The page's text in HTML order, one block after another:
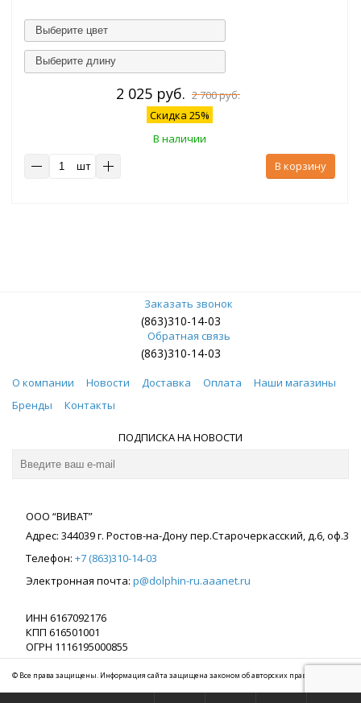
Выберите цвет
Выберите длину
2 025 руб. 2 700 руб.
Скидка 25%
В наличии
шт
В корзину
Заказать звонок
(863)310-14-03
Обратная связь
(863)310-14-03
О компании Новости Доставка Оплата
Наши магазины
Бренды
Контакты
ПОДПИСКА НА НОВОСТИ
ООО “ВИВАТ”
Адрес: 344039г. Ростов-на-Донупер.Старочеркасский, д.6, оф.3
Телефон: +7 (863)310-14-03
Электронная почта: p@dolphin-ru.aaanet.ru
ИНН 6167092176
КПП 616501001
ОГРН 1116195000855
© Все права защищены. Информация сайта защищена законом об авторских правах.